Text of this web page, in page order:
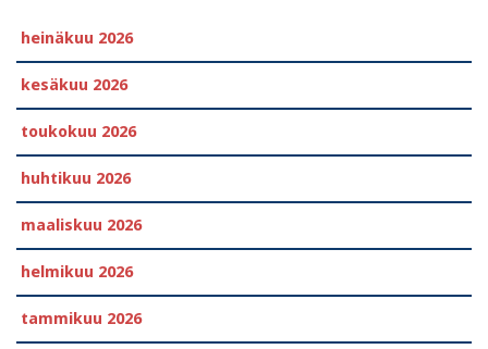
heinäkuu 2026
kesäkuu 2026
toukokuu 2026
huhtikuu 2026
maaliskuu 2026
helmikuu 2026
tammikuu 2026